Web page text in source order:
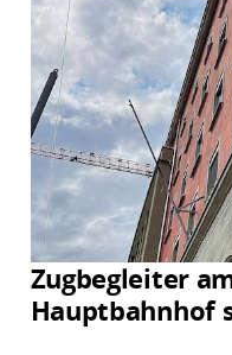
Zugbegleiter
Hauptbahnhof